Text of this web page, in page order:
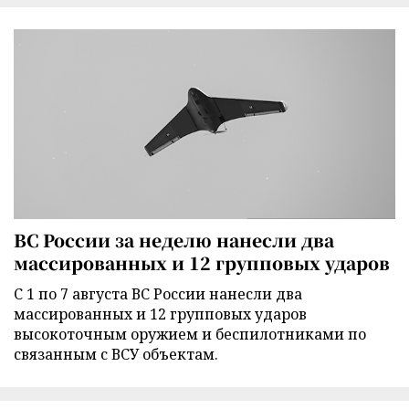
ВС России за неделю нанесли два
массированных и 12 групповых ударов
С 1 по 7 августа ВС России нанесли два
массированных и 12 групповых ударов
высокоточным оружием и беспилотниками по
связанным с ВСУ объектам.